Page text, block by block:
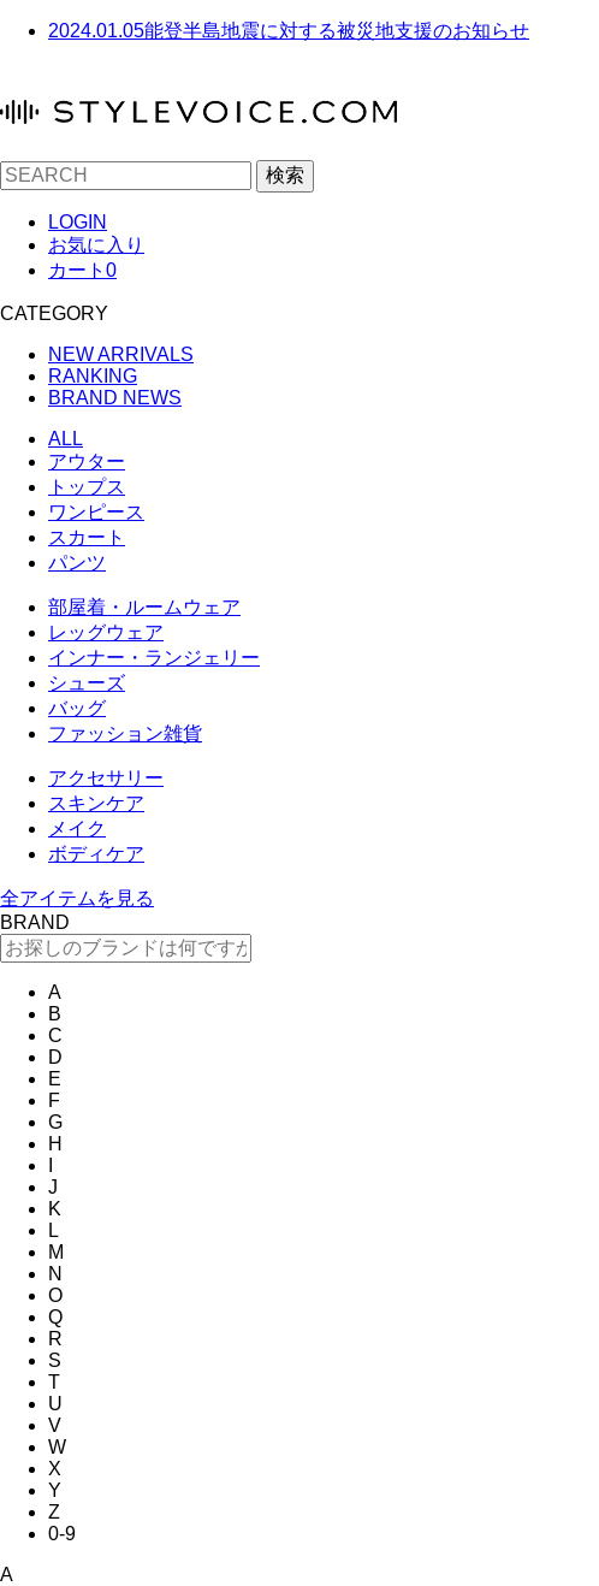
2024.01.05能登半島地震に対する被災地支援のお知らせ
検索
LOGIN
お気に入り
カート 0
CATEGORY
NEW ARRIVALS
RANKING
BRAND NEWS
ALL
アウター
トップス
ワンピース
スカート
パンツ
部屋着・ルームウェア
レッグウェア
インナー・ランジェリー
シューズ
バッグ
ファッション雑貨
アクセサリー
スキンケア
メイク
ボディケア
全アイテムを見る
BRAND
A
B
C
D
E
F
G
H
J
K
L
M
N
O
Q
R
S
T
U
V
W
X
Y
Z
0-9
A